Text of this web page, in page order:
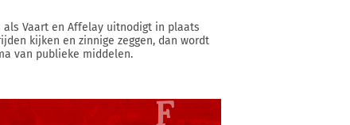
Vaart en Affelay uitnodigt in plaats
kijken en zinnige zeggen, dan wordt
van publieke middelen.